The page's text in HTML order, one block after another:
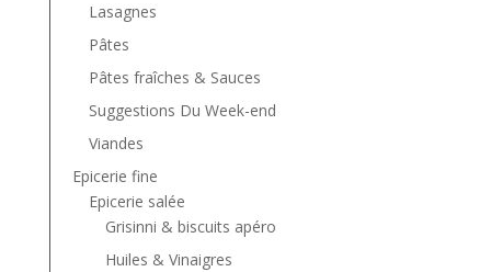
Lasagnes
Pâtes
Pâtes fraîches & Sauces
Suggestions Du Week-end
Viandes
Epicerie fine
Epicerie salée
Grisinni & biscuits apéro
Huiles & Vinaigres